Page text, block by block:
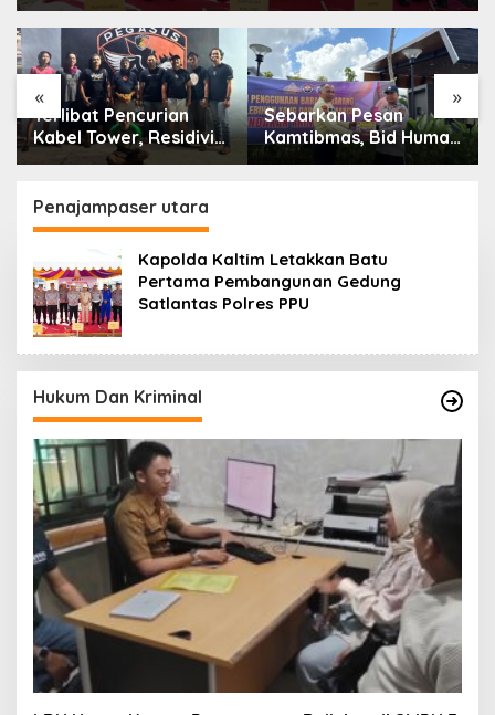
« »
Sebarkan Pesan
Kamtibmas, Bid Humas
Polda Kaltim
Pemasangan Spanduk
serta Pembagian
Hari Bhayangkara Jadi
Momentum Berbagi,
Polres Gowa Datangi
Penajampaser utara
Kapolda Kaltim Letakkan Batu
Pertama Pembangunan Gedung
Satlantas Polres PPU
Hukum Dan Kriminal